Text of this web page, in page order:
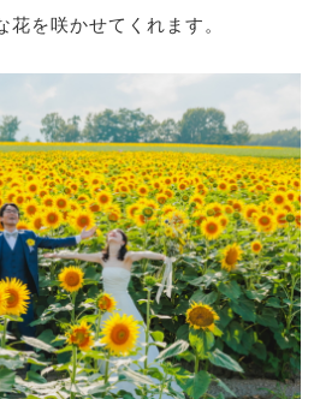
を咲かせてくれます。